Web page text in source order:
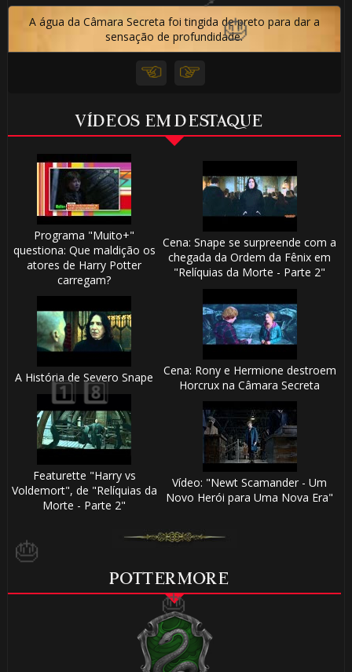
A água da Câmara Secreta foi tingida de preto para dar a
sensação de profundidade.
VÍDEOS EM DESTAQUE
Programa "Muito+"
questiona: Que maldição os
atores de Harry Potter
carregam?
Cena: Snape se surpreende com a
chegada da Ordem da Fênix em
"Relíquias da Morte - Parte 2"
A História de Severo Snape
Cena: Rony e Hermione destroem
Horcrux na Câmara Secreta
Featurette "Harry vs
Voldemort", de "Relíquias da
Morte - Parte 2"
Vídeo: "Newt Scamander - Um
Novo Herói para Uma Nova Era"
POTTERMORE
🎂
🎈
⚡